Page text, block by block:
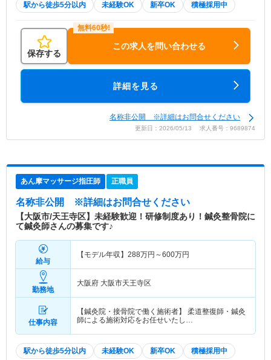
駅から徒歩5分以内 未経験OK 新卒OK 積極採用中
保存する
この求人を問い合わせる
詳細を見る
名称非公開 ※詳細はお問合せください
更新日：2026/05/13 求人番号：9689874
あん摩マッサージ指圧師 正職員
名称非公開 ※詳細はお問合せください
【大阪市/天王寺区】未経験歓迎！研修制度あり！鍼灸整骨院に
て鍼灸師さんの募集です♪
給与
【モデル年収】 288万円～600万円
勤務地
大阪府 大阪市天王寺区
仕事内容
【鍼灸院・接骨院で働く施術者】 柔道整復師・鍼灸
師による施術対応をお任せいたし…
駅から徒歩5分以内 未経験OK 新卒OK 積極採用中